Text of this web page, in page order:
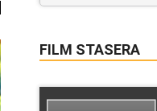
FILM STASERA